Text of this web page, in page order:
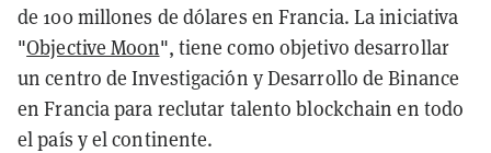
de 100 millones de dólares en Francia. La iniciativa
"Objective Moon", tiene como objetivo desarrollar
un centro de Investigación y Desarrollo de Binance
en Francia para reclutar talento blockchain en todo
el país y el continente.